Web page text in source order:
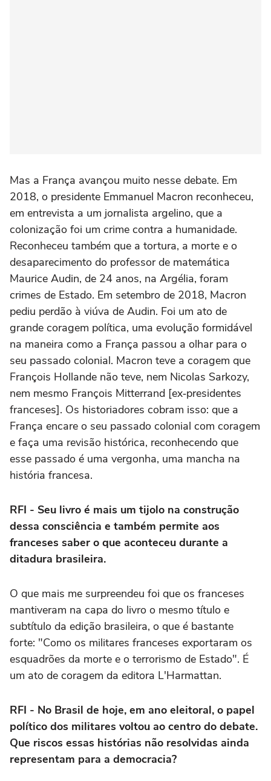
Mas a França avançou muito nesse debate. Em
2018, o presidente Emmanuel Macron reconheceu,
em entrevista a um jornalista argelino, que a
colonização foi um crime contra a humanidade.
Reconheceu também que a tortura, a morte e o
desaparecimento do professor de matemática
Maurice Audin, de 24 anos, na Argélia, foram
crimes de Estado. Em setembro de 2018, Macron
pediu perdão à viúva de Audin. Foi um ato de
grande coragem política, uma evolução formidável
na maneira como a França passou a olhar para o
seu passado colonial. Macron teve a coragem que
François Hollande não teve, nem Nicolas Sarkozy,
nem mesmo François Mitterrand [ex‑presidentes
franceses]. Os historiadores cobram isso: que a
França encare o seu passado colonial com coragem
e faça uma revisão histórica, reconhecendo que
esse passado é uma vergonha, uma mancha na
história francesa.
RFI - Seu livro é mais um tijolo na construção
dessa consciência e também permite aos
franceses saber o que aconteceu durante a
ditadura brasileira.
O que mais me surpreendeu foi que os franceses
mantiveram na capa do livro o mesmo título e
subtítulo da edição brasileira, o que é bastante
forte: "Como os militares franceses exportaram os
esquadrões da morte e o terrorismo de Estado". É
um ato de coragem da editora L'Harmattan.
RFI - No Brasil de hoje, em ano eleitoral, o papel
político dos militares voltou ao centro do debate.
Que riscos essas histórias não resolvidas ainda
representam para a democracia?